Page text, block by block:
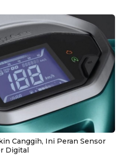
Canggih, Ini Peran Sensor
Digital